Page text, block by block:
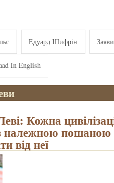
Едуард Шифрін Заяви
In English
Кожна
належною пошаною
від неї